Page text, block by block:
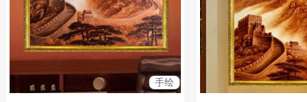
手绘